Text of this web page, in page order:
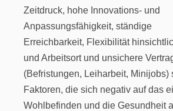
Zeitdruck, hohe Innovations- und
Anpassungsfähigkeit, ständige
Erreichbarkeit, Flexibilität
und Arbeitsort und unsichere
(Befristungen, Leiharbeit, Minijobs)
Faktoren, die sich negativ auf das
Wohlbefinden und die Gesundheit